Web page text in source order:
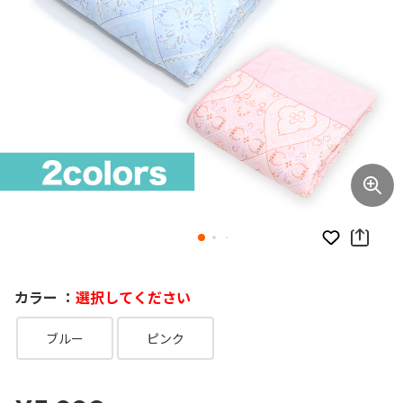
お気に入り
カラー ： 選択してください
ブルー ピンク